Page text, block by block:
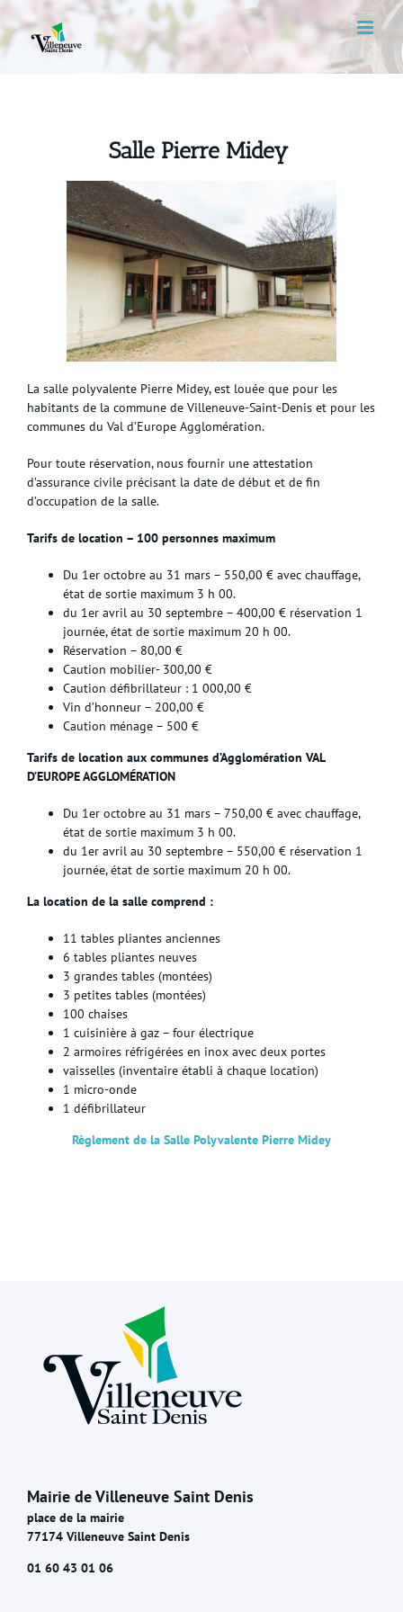
to
content
Salle Pierre Midey
La salle polyvalente Pierre Midey, est louée que pour les
habitants de la commune de Villeneuve-Saint-Denis et pour les
communes du Val d’Europe Agglomération.
Pour toute réservation, nous fournir une attestation
d’assurance civile précisant la date de début et de fin
d’occupation de la salle.
Tarifs de location – 100 personnes maximum
Du 1er octobre au 31 mars – 550,00 € avec chauffage,
état de sortie maximum 3 h 00.
du 1er avril au 30 septembre – 400,00 € réservation 1
journée, état de sortie maximum 20 h 00.
Réservation – 80,00 €
Caution mobilier- 300,00 €
Caution défibrillateur : 1 000,00 €
Vin d’honneur – 200,00 €
Caution ménage – 500 €
Tarifs de location aux communes d’Agglomération VAL
D’EUROPE AGGLOMÉRATION
Du 1er octobre au 31 mars – 750,00 € avec chauffage,
état de sortie maximum 3 h 00.
du 1er avril au 30 septembre – 550,00 € réservation 1
journée, état de sortie maximum 20 h 00.
La location de la salle comprend :
11 tables pliantes anciennes
6 tables pliantes neuves
3 grandes tables (montées)
3 petites tables (montées)
100 chaises
1 cuisinière à gaz – four électrique
2 armoires réfrigérées en inox avec deux portes
vaisselles (inventaire établi à chaque location)
1 micro-onde
1 défibrillateur
Règlement de la Salle Polyvalente Pierre Midey
Mairie de Villeneuve Saint Denis
place de la mairie
77174 Villeneuve Saint Denis
01 60 43 01 06